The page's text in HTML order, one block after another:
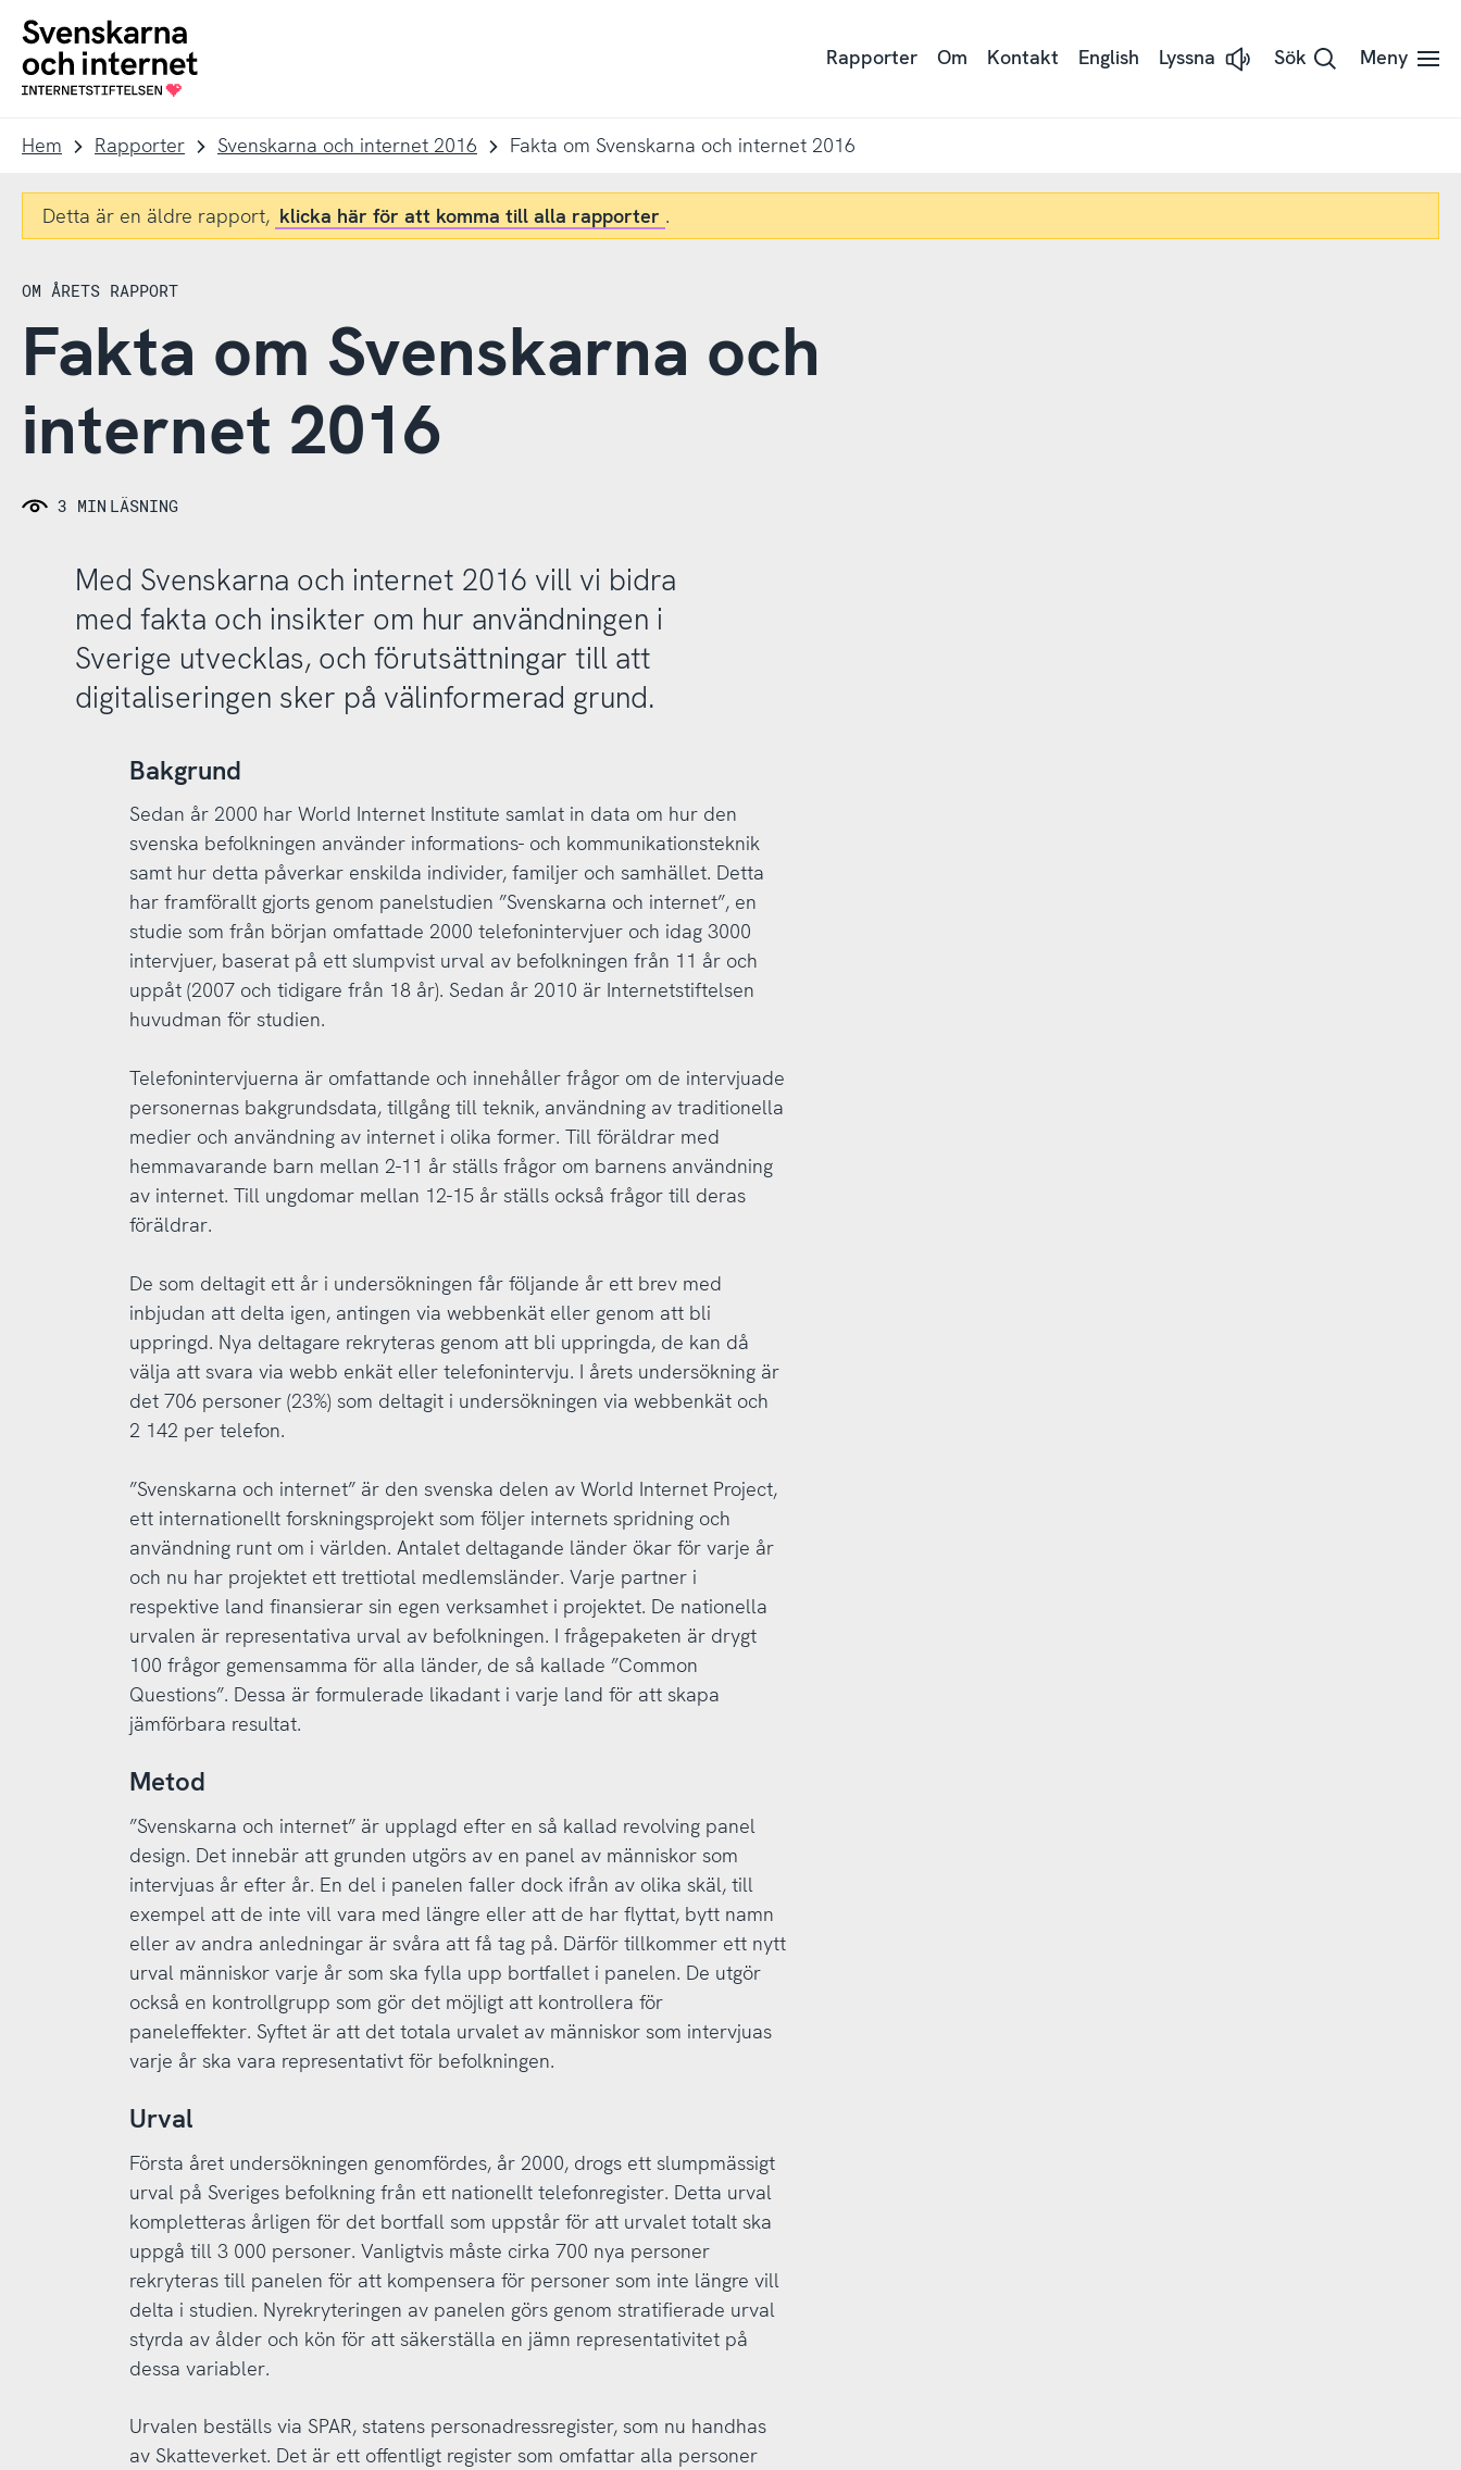
navigation
innehåll
To
startpage
Rapporter Om Kontakt English Lyssna
Lyssna Sök Meny
Hem Rapporter Svenskarna och internet 2016 Fakta om Svenskarna och internet 2016
Detta är en äldre rapport, klicka här för att komma till alla rapporter .
OM ÅRETS RAPPORT
Fakta om Svenskarna och
internet 2016
3 MIN LÄSNING
Med Svenskarna och internet 2016 vill vi bidra
med fakta och insikter om hur användningen i
Sverige utvecklas, och förutsättningar till att
digitaliseringen sker på välinformerad grund.
Bakgrund
Sedan år 2000 har World Internet Institute samlat in data om hur den
svenska befolkningen använder informations- och kommunikationsteknik
samt hur detta påverkar enskilda individer, familjer och samhället. Detta
har framförallt gjorts genom panelstudien ”Svenskarna och internet”, en
studie som från början omfattade 2000 telefonintervjuer och idag 3000
intervjuer, baserat på ett slumpvist urval av befolkningen från 11 år och
uppåt (2007 och tidigare från 18 år). Sedan år 2010 är Internetstiftelsen
huvudman för studien.
Telefonintervjuerna är omfattande och innehåller frågor om de intervjuade
personernas bakgrundsdata, tillgång till teknik, användning av traditionella
medier och användning av internet i olika former. Till föräldrar med
hemmavarande barn mellan 2-11 år ställs frågor om barnens användning
av internet. Till ungdomar mellan 12-15 år ställs också frågor till deras
föräldrar.
De som deltagit ett år i undersökningen får följande år ett brev med
inbjudan att delta igen, antingen via webbenkät eller genom att bli
uppringd. Nya deltagare rekryteras genom att bli uppringda, de kan då
välja att svara via webb enkät eller telefonintervju. I årets undersökning är
det 706 personer (23%) som deltagit i undersökningen via webbenkät och
2 142 per telefon.
”Svenskarna och internet” är den svenska delen av World Internet Project,
ett internationellt forskningsprojekt som följer internets spridning och
användning runt om i världen. Antalet deltagande länder ökar för varje år
och nu har projektet ett trettiotal medlemsländer. Varje partner i
respektive land finansierar sin egen verksamhet i projektet. De nationella
urvalen är representativa urval av befolkningen. I frågepaketen är drygt
100 frågor gemensamma för alla länder, de så kallade ”Common
Questions”. Dessa är formulerade likadant i varje land för att skapa
jämförbara resultat.
Metod
”Svenskarna och internet” är upplagd efter en så kallad revolving panel
design. Det innebär att grunden utgörs av en panel av människor som
intervjuas år efter år. En del i panelen faller dock ifrån av olika skäl, till
exempel att de inte vill vara med längre eller att de har flyttat, bytt namn
eller av andra anledningar är svåra att få tag på. Därför tillkommer ett nytt
urval människor varje år som ska fylla upp bortfallet i panelen. De utgör
också en kontrollgrupp som gör det möjligt att kontrollera för
paneleffekter. Syftet är att det totala urvalet av människor som intervjuas
varje år ska vara representativt för befolkningen.
Urval
Första året undersökningen genomfördes, år 2000, drogs ett slumpmässigt
urval på Sveriges befolkning från ett nationellt telefonregister. Detta urval
kompletteras årligen för det bortfall som uppstår för att urvalet totalt ska
uppgå till 3 000 personer. Vanligtvis måste cirka 700 nya personer
rekryteras till panelen för att kompensera för personer som inte längre vill
delta i studien. Nyrekryteringen av panelen görs genom stratifierade urval
styrda av ålder och kön för att säkerställa en jämn representativitet på
dessa variabler.
Urvalen beställs via SPAR, statens personadressregister, som nu handhas
av Skatteverket. Det är ett offentligt register som omfattar alla personer